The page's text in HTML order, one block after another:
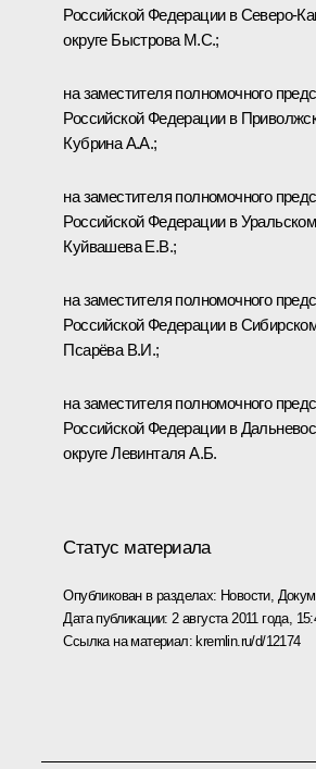
Российской Федерации в Северо-
округе Быстрова М.С.;
на заместителя полномочного
Российской Федерации в
Кубрина А.А.;
на заместителя полномочного
Российской Федерации в
Куйвашева Е.В.;
на заместителя полномочного
Российской Федерации в
Псарёва В.И.;
на заместителя полномочного
Российской Федерации в
округе Левинталя А.Б.
Статус материала
Опубликован в разделах: Новости,
Дата публикации: 2 августа 2011 года,
Ссылка на материал: kremlin.ru/d/12174